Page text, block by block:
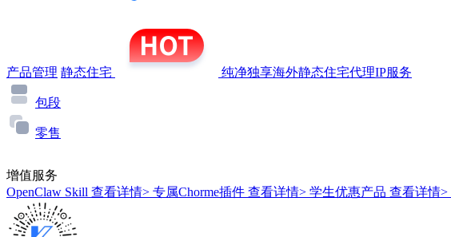
产品管理 静态住宅 纯净独享海外静态住宅代理IP服务
包段
零售
增值服务
OpenClaw Skill 查看详情> 专属Chorme插件 查看详情> 学生优惠产品 查看详情>